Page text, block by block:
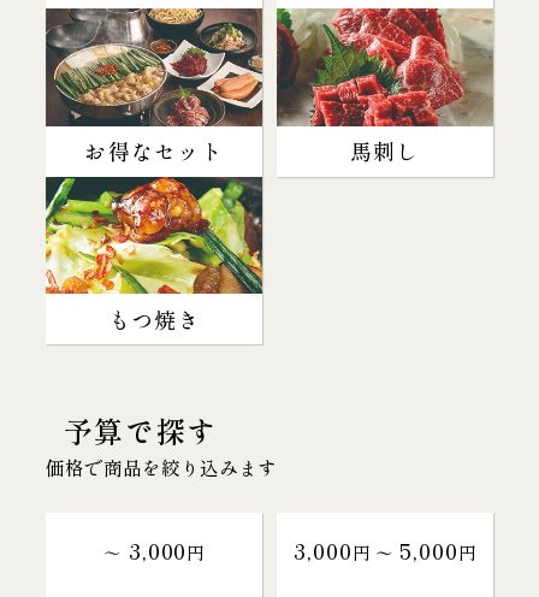
お得なセット 馬刺し
もつ焼き
予算で探す
価格で商品を絞り込みます
～ 3,000円 3,000円 〜 5,000円